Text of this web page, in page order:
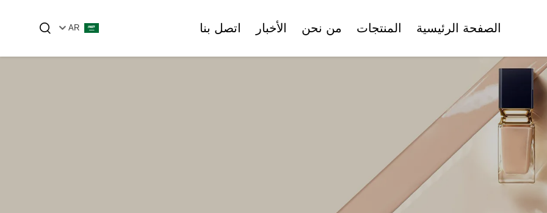
الصفحة الرئيسية المنتجات
وعاء كريم الوجه
أنبوب تجميلي
من نحن الأخبار اتصل بنا AR